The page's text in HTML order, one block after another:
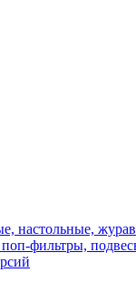
настольные,
фильтры,